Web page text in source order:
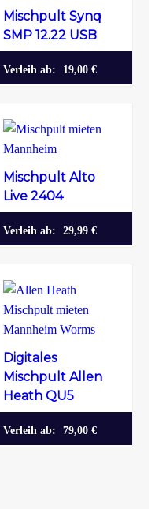
Mischpult Synq
SMP 12.22 USB
Verleih ab: 19,00 €
Mischpult Alto
Live 2404
Verleih ab: 29,99 €
Digitales
Mischpult Allen
Heath QU5
Verleih ab: 79,00 €